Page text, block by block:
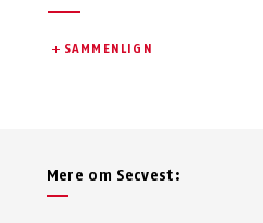
SAMMENLIGN
Mere om Secvest: